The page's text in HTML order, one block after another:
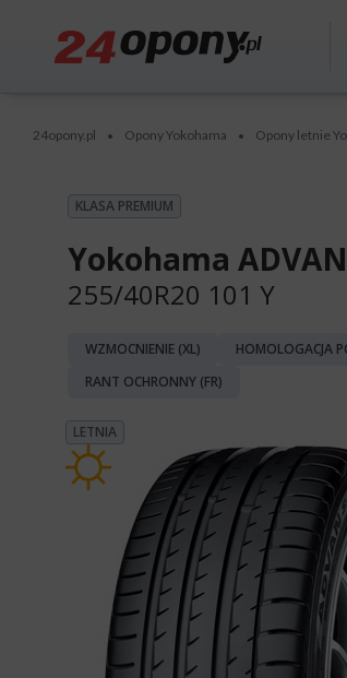
24opony.pl • Opony Yokohama • Opony letnie
KLASA PREMIUM
Yokohama
255/40R20 101 Y
WZMOCNIENIE (XL)
HOMOLOGACJA
RANT OCHRONNY (FR)
LETNIA